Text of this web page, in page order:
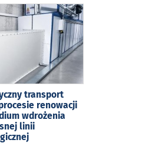
transport
renowacji
wdrożenia
linii